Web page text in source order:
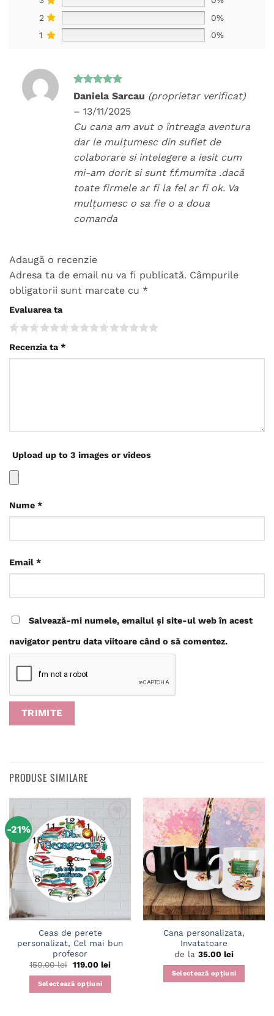
2
0%
1
0%
Evaluat la
Daniela Sarcau (proprietar verificat)
– 13/11/2025
Cu cana am avut o întreaga aventura
dar le mulțumesc din suflet de
colaborare si intelegere a iesit cum
mi-am dorit si sunt f.f.mumita .dacă
toate firmele ar fi la fel ar fi ok. Va
mulțumesc o sa fie o a doua
comanda
Adaugă o recenzie
Adresa ta de email nu va fi publicată. Câmpurile
obligatorii sunt marcate cu *
Evaluarea ta
Recenzia ta*
Upload up to 3 images or videos
Nume *
Email *
Salvează-mi numele, emailul și site-ul web în acest
navigator pentru data viitoare când o să comentez.
PRODUSE SIMILARE
-21%
Adaugă
în
wishlist
Ceas de perete
personalizat, Cel mai bun
profesor
150.00lei Prețul
a
fost:
150.00 lei.
119.00leiPrețul
Selectează opțiuni
Adaugă
wishlist
Cana personalizata,
Invatatoare
de la 35.00 lei
Selectează opțiuni